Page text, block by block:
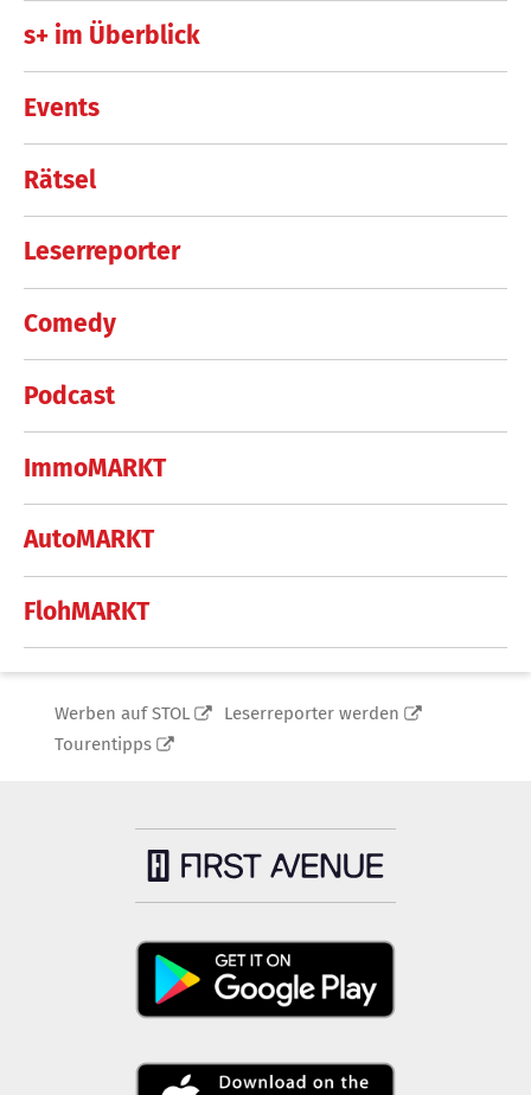
s+ im Überblick
Events
Rätsel
Leserreporter
Comedy
Podcast
ImmoMARKT
AutoMARKT
FlohMARKT
Werben auf STOL
Leserreporter werden
Tourentipps